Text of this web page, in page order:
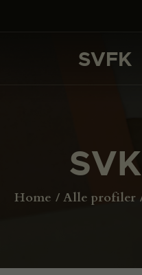
SVFK
SVK
Home Alle profiler
SVFK